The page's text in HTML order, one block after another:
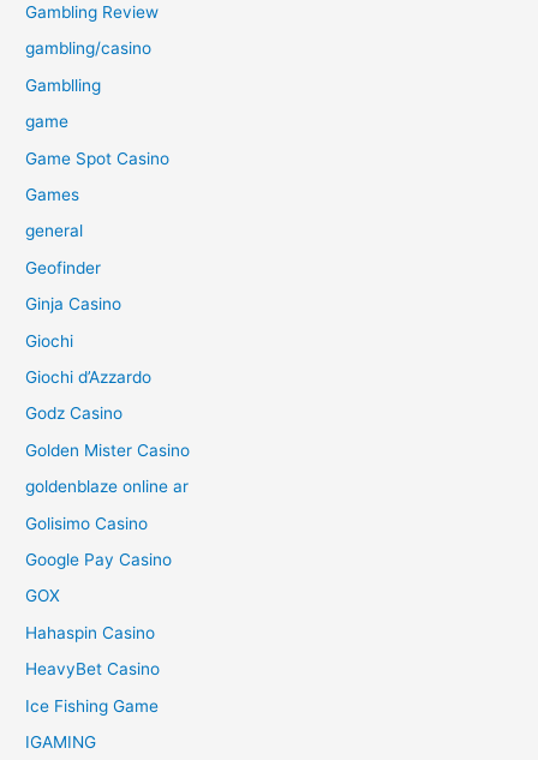
Gambling Review
gambling/casino
Gamblling
game
Game Spot Casino
Games
general
Geofinder
Ginja Casino
Giochi
Giochi d’Azzardo
Godz Casino
Golden Mister Casino
goldenblaze online ar
Golisimo Casino
Google Pay Casino
GOX
Hahaspin Casino
HeavyBet Casino
Ice Fishing Game
IGAMING